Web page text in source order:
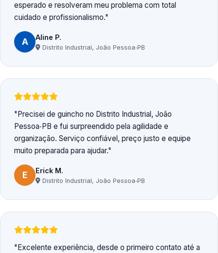
esperado e resolveram meu problema com total
cuidado e profissionalismo.
A Aline P.
Distrito Industrial, João Pessoa‑PB
Precisei de guincho no Distrito Industrial, João
Pessoa‑PB e fui surpreendido pela agilidade e
organização. Serviço confiável, preço justo e equipe
muito preparada para ajudar.
E Erick M.
Distrito Industrial, João Pessoa‑PB
Excelente experiência, desde o primeiro contato até a